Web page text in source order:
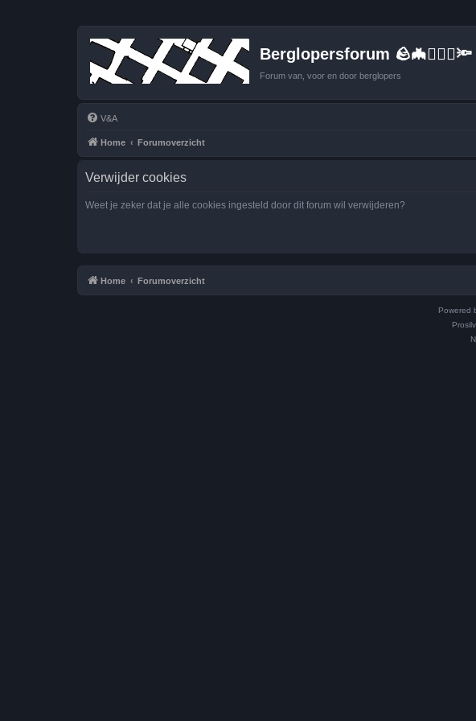
Berglopersforum 🪨🦇🚶🏻‍♂️🔦
Forum van, voor en door berglopers
V&A
Home Forumoverzicht
Verwijder cookies
Weet je zeker dat je alle cookies ingesteld door dit forum wil verwijderen?
Home Forumoverzicht
Powered